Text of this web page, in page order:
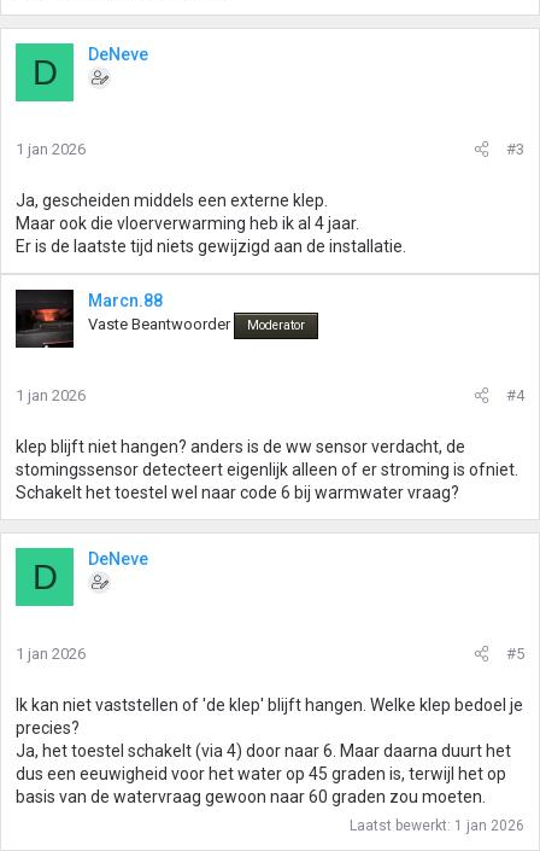
D DeNeve
1 jan 2026 #3
Ja, gescheiden middels een externe klep.
Maar ook die vloerverwarming heb ik al 4 jaar.
Er is de laatste tijd niets gewijzigd aan de installatie.
Marcn.88
Vaste Beantwoorder Moderator
1 jan 2026 #4
klep blijft niet hangen? anders is de ww sensor verdacht, de
stomingssensor detecteert eigenlijk alleen of er stroming is ofniet.
Schakelt het toestel wel naar code 6 bij warmwater vraag?
D DeNeve
1 jan 2026 #5
Ik kan niet vaststellen of 'de klep' blijft hangen. Welke klep bedoel je
precies?
Ja, het toestel schakelt (via 4) door naar 6. Maar daarna duurt het
dus een eeuwigheid voor het water op 45 graden is, terwijl het op
basis van de watervraag gewoon naar 60 graden zou moeten.
Laatst bewerkt: 1 jan 2026